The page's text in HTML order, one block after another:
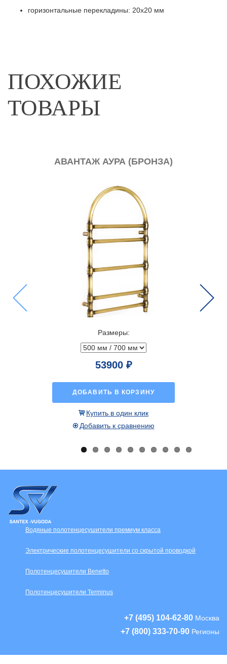
горизонтальные перекладины: 20х20 мм
ПОХОЖИЕ
ТОВАРЫ
АВАНТАЖ АУРА (БРОНЗА)
Размеры:
53900 ₽
ДОБАВИТЬ В КОРЗИНУ
Купить в один клик
Добавить к сравнению
Водяные полотенцесушители премиум класса
Электрические полотенцесушители со скрытой проводкой
Полотенцесушители Benetto
Полотенцесушители Terminus
+7 (495) 104-62-80 Москва
+7 (800) 333-70-90 Регионы